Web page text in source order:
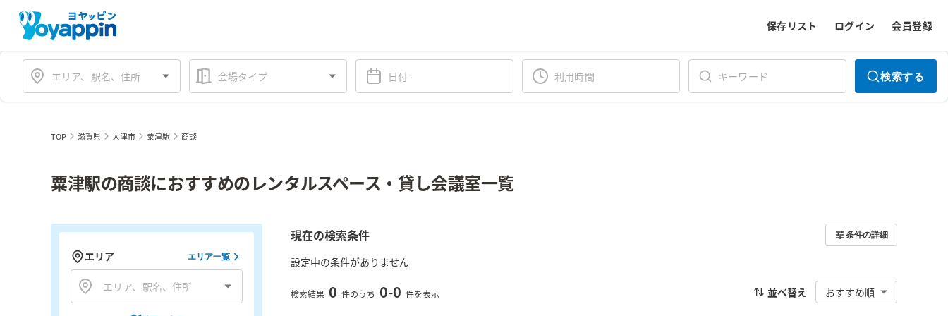
保存リスト ログイン 会員登録
会場タイプ 検索する
TOP 滋賀県 大津市 粟津駅 商談
粟津駅の商談におすすめのレンタルスペース・貸し会議室一覧
現在の検索条件 条件の詳細
設定中の条件がありません
検索結果 0 件のうち 0-0 件を表示 並べ替え おすすめ順
エリア エリア一覧